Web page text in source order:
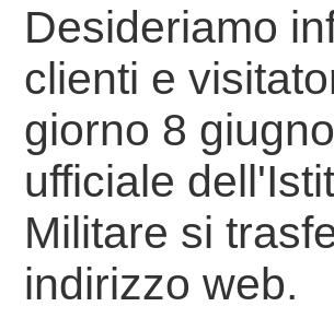
Desideriamo
clienti e
giorno 8
ufficiale
Militare si
indirizzo web.